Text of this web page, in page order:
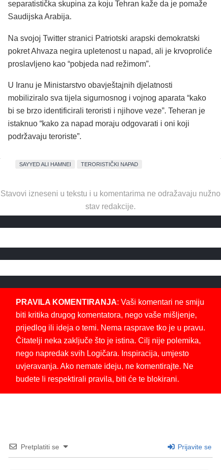
separatistička skupina za koju Tehran kaže da je pomaže
Saudijska Arabija.
Na svojoj Twitter stranici Patriotski arapski demokratski
pokret Ahvaza negira upletenost u napad, ali je krvoproliće
proslavljeno kao “pobjeda nad režimom”.
U Iranu je Ministarstvo obavještajnih djelatnosti
mobiliziralo sva tijela sigurnosnog i vojnog aparata “kako
bi se brzo identificirali teroristi i njihove veze”. Teheran je
istaknuo “kako za napad moraju odgovarati i oni koji
podržavaju teroriste”.
SAYYED ALI HAMNEI TERORISTIČKI NAPAD
Stavovi izneseni u tekstu i u komentarima ne odražavaju nužno
stav redakcije.
PRAVILA KOMENTIRANJA: Vaši komentari ne smiju
biti kritika drugog komentatora, nego vaše mišljenje,
prijedlog ili ideja o temi. Nema rasprave tko je u pravu.
Čitatelji neka zaključe što je istina. Cilj nije polemika,
nego napredak svih Logičara. Inspiracija, umjesto
uvjeravanja. Ako nemate ideju, ne komentirajte. Ne
budete li respektirali pravila, biti će te blokirani.
Pretplatiti se Prijavite se